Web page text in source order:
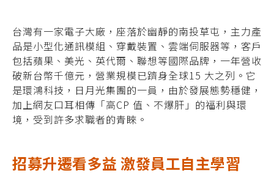
台灣有一家電子大廠，座落於幽靜的南投草屯，主力產
品是小型化通訊模組、穿戴裝置、雲端伺服器等，客戶
包括蘋果、美光、英代爾、聯想等國際品牌，一年營收
破新台幣千億元，營業規模已躋身全球15 大之列。它
是環鴻科技，日月光集團的一員，由於發展態勢穩健，
加上網友口耳相傳「高CP 值、不爆肝」的福利與環
境，受到許多求職者的青睞。
招募升遷看多益 激發員工自主學習